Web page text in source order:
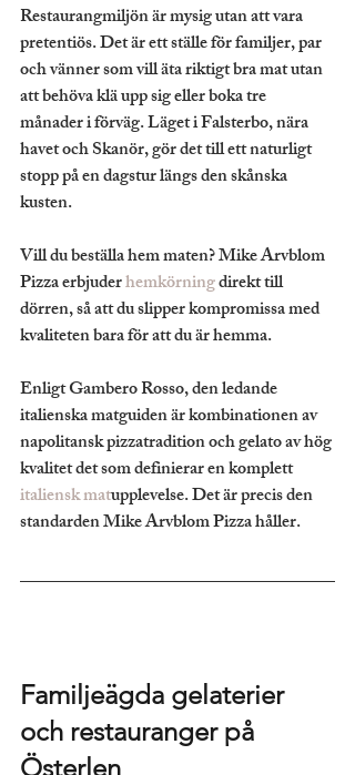
Restaurangmiljön är mysig utan att vara
pretentiös. Det är ett ställe för familjer, par
och vänner som vill äta riktigt bra mat utan
att behöva klä upp sig eller boka tre
månader i förväg. Läget i Falsterbo, nära
havet och Skanör, gör det till ett naturligt
stopp på en dagstur längs den skånska
kusten.
Vill du beställa hem maten? Mike Arvblom
Pizza erbjuder hemkörning direkt till
dörren, så att du slipper kompromissa med
kvaliteten bara för att du är hemma.
Enligt Gambero Rosso, den ledande
italienska matguiden är kombinationen av
napolitansk pizzatradition och gelato av hög
kvalitet det som definierar en komplett
italiensk matupplevelse. Det är precis den
standarden Mike Arvblom Pizza håller.
Familjeägda gelaterier
och restauranger på
Österlen